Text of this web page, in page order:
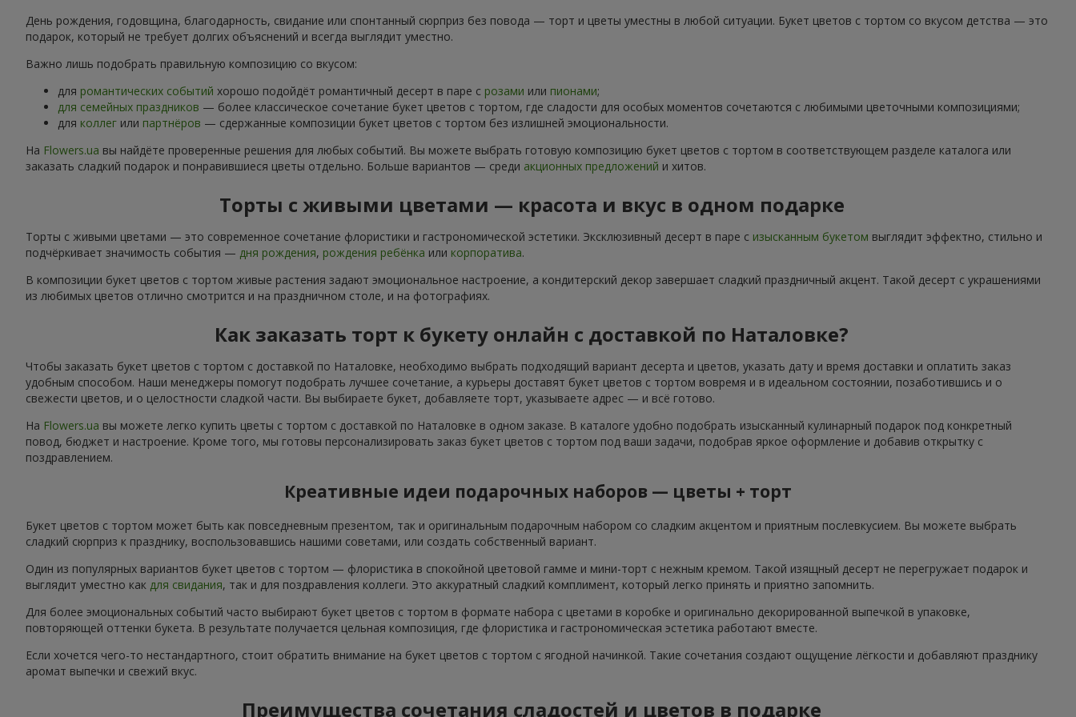
День рождения, годовщина, благодарность, свидание или спонтанный сюрприз без повода — торт и цветы уместны в любой ситуации. Букет цветов с тортом со вкусом детства — это
подарок, который не требует долгих объяснений и всегда выглядит уместно.
Важно лишь подобрать правильную композицию со вкусом:
для романтических событий хорошо подойдёт романтичный десерт в паре с розами или пионами;
для семейных праздников — более классическое сочетание букет цветов с тортом, где сладости для особых моментов сочетаются с любимыми цветочными композициями;
для коллег или партнёров — сдержанные композиции букет цветов с тортом без излишней эмоциональности.
На Flowers.ua вы найдёте проверенные решения для любых событий. Вы можете выбрать готовую композицию букет цветов с тортом в соответствующем разделе каталога или
заказать сладкий подарок и понравившиеся цветы отдельно. Больше вариантов — среди акционных предложений и хитов.
Торты с живыми цветами — красота и вкус в одном подарке
Торты с живыми цветами — это современное сочетание флористики и гастрономической эстетики. Эксклюзивный десерт в паре с изысканным букетом выглядит эффектно, стильно и
подчёркивает значимость события — дня рождения, рождения ребёнка или корпоратива.
В композиции букет цветов с тортом живые растения задают эмоциональное настроение, а кондитерский декор завершает сладкий праздничный акцент. Такой десерт с украшениями
из любимых цветов отлично смотрится и на праздничном столе, и на фотографиях.
Как заказать торт к букету онлайн с доставкой по Наталовке?
Чтобы заказать букет цветов с тортом с доставкой по Наталовке, необходимо выбрать подходящий вариант десерта и цветов, указать дату и время доставки и оплатить заказ
удобным способом. Наши менеджеры помогут подобрать лучшее сочетание, а курьеры доставят букет цветов с тортом вовремя и в идеальном состоянии, позаботившись и о
свежести цветов, и о целостности сладкой части. Вы выбираете букет, добавляете торт, указываете адрес — и всё готово.
На Flowers.ua вы можете легко купить цветы с тортом с доставкой по Наталовке в одном заказе. В каталоге удобно подобрать изысканный кулинарный подарок под конкретный
повод, бюджет и настроение. Кроме того, мы готовы персонализировать заказ букет цветов с тортом под ваши задачи, подобрав яркое оформление и добавив открытку с
поздравлением.
Креативные идеи подарочных наборов — цветы + торт
Букет цветов с тортом может быть как повседневным презентом, так и оригинальным подарочным набором со сладким акцентом и приятным послевкусием. Вы можете выбрать
сладкий сюрприз к празднику, воспользовавшись нашими советами, или создать собственный вариант.
Один из популярных вариантов букет цветов с тортом — флористика в спокойной цветовой гамме и мини-торт с нежным кремом. Такой изящный десерт не перегружает подарок и
выглядит уместно как для свидания, так и для поздравления коллеги. Это аккуратный сладкий комплимент, который легко принять и приятно запомнить.
Для более эмоциональных событий часто выбирают букет цветов с тортом в формате набора с цветами в коробке и оригинально декорированной выпечкой в упаковке,
повторяющей оттенки букета. В результате получается цельная композиция, где флористика и гастрономическая эстетика работают вместе.
Если хочется чего-то нестандартного, стоит обратить внимание на букет цветов с тортом с ягодной начинкой. Такие сочетания создают ощущение лёгкости и добавляют празднику
аромат выпечки и свежий вкус.
Преимущества сочетания сладостей и цветов в подарке